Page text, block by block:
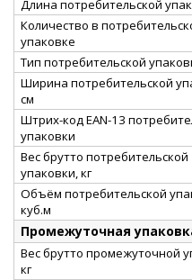
Длина потребительской
Количество в
упаковке
Тип потребительской
Ширина потребительской
см
Штрих-код EAN-13
упаковки
Вес брутто потребительской
упаковки, кг
Объём потребительской
куб.м
Промежуточная
Вес брутто промежуточной
кг